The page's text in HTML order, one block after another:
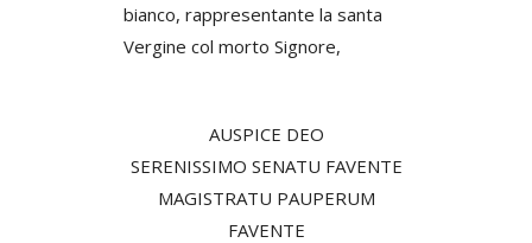
bianco, rappresentante la santa
Vergine col morto Signore,
AUSPICE DEO
SERENISSIMO SENATU FAVENTE
MAGISTRATU PAUPERUM
FAVENTE